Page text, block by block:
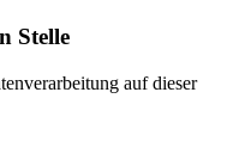
Stelle
auf dieser